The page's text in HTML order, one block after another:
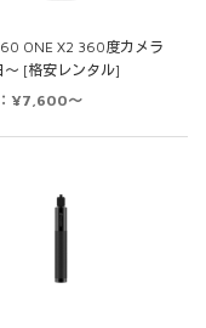
ONE X2 360度カメラ
～ [格安レンタル]
¥7,600～